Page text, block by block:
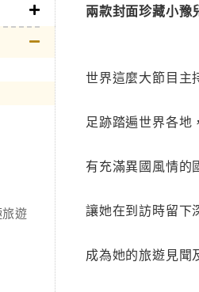
遊
兩款封面珍藏小豫
世界這麼大節目主
足跡踏遍世界各地，
有充滿異國風情的
讓她在到訪時留下
成為她的旅遊見聞